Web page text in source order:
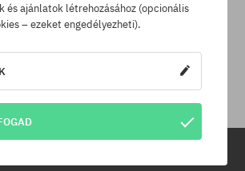
nap az áru viszaküldésére
a csomag kézhezvételétől számítva
és ajánlatok létrehozásához (opcionális
– ezeket engedélyezheti).